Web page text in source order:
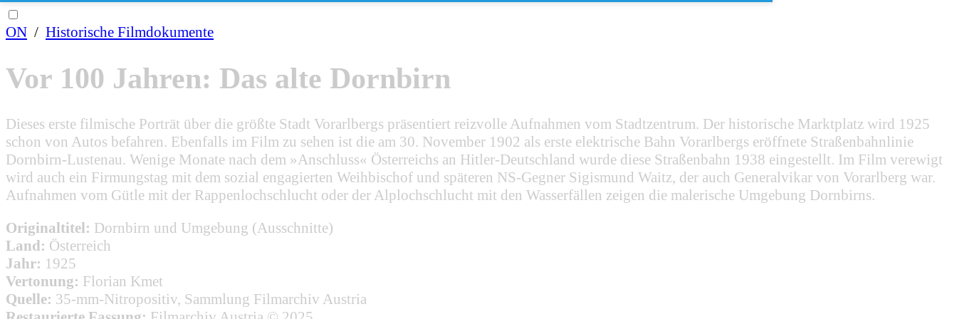
ON / Historische Filmdokumente
Vor 100 Jahren: Das alte Dornbirn
Dieses erste filmische Porträt über die größte Stadt Vorarlbergs präsentiert reizvolle Aufnahmen vom Stadtzentrum. Der historische Marktplatz wird 1925
schon von Autos befahren. Ebenfalls im Film zu sehen ist die am 30. November 1902 als erste elektrische Bahn Vorarlbergs eröffnete Straßenbahnlinie
Dornbirn-Lustenau. Wenige Monate nach dem »Anschluss« Österreichs an Hitler-Deutschland wurde diese Straßenbahn 1938 eingestellt. Im Film verewigt
wird auch ein Firmungstag mit dem sozial engagierten Weihbischof und späteren NS-Gegner Sigismund Waitz, der auch Generalvikar von Vorarlberg war.
Aufnahmen vom Gütle mit der Rappenlochschlucht oder der Alplochschlucht mit den Wasserfällen zeigen die malerische Umgebung Dornbirns.
Originaltitel: Dornbirn und Umgebung (Ausschnitte)
Land: Österreich
Jahr: 1925
Vertonung: Florian Kmet
Quelle: 35-mm-Nitropositiv, Sammlung Filmarchiv Austria